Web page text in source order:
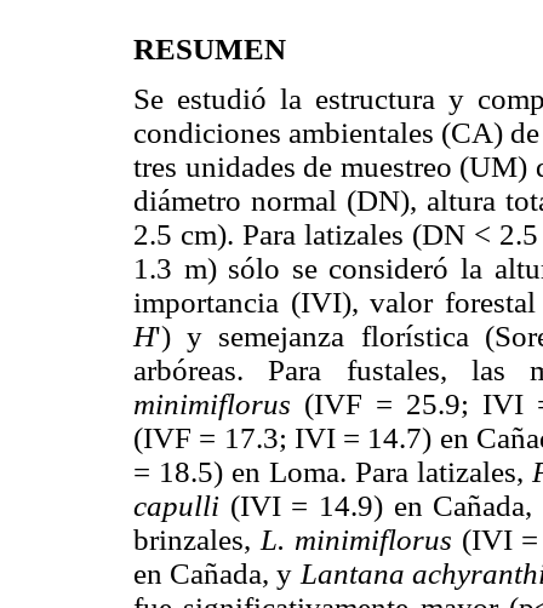
RESUMEN
Se estudió la estructura y
condiciones ambientales (CA)
tres unidades de muestreo
diámetro normal (DN), altura
2.5 cm). Para latizales (DN <
1.3 m) sólo se consideró la
importancia (IVI), valor
H') y semejanza florística
arbóreas. Para fustales, las
minimiflorus (IVF = 25.9; IVI
(IVF = 17.3; IVI = 14.7) en
= 18.5) en Loma. Para latizales,
capulli (IVI = 14.9) en
brinzales, L. minimiflorus (IVI
en Cañada, y Lantana